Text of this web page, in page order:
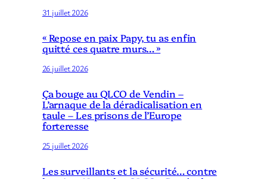
31 juillet 2026
« Repose en paix Papy, tu as enfin
quitté ces quatre murs… »
26 juillet 2026
Ça bouge au QLCO de Vendin –
L’arnaque de la déradicalisation en
taule – Les prisons de l’Europe
forteresse
25 juillet 2026
Les surveillants et la sécurité… contre